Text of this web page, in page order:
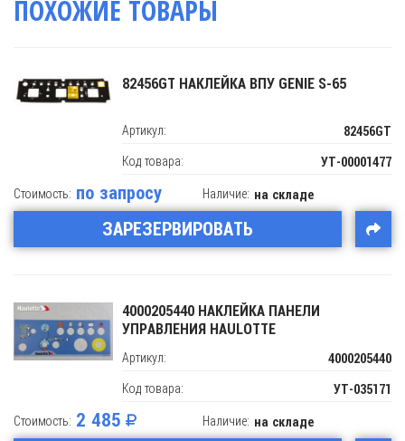
ПОХОЖИЕ ТОВАРЫ
82456GT НАКЛЕЙКА ВПУ GENIE S-65
Артикул: 82456GT
Код товара: УТ-00001477
Стоимость: по запросу
ЗАРЕЗЕРВИРОВАТЬ
Наличие: на складе
4000205440 НАКЛЕЙКА ПАНЕЛИ
УПРАВЛЕНИЯ HAULOTTE
Артикул:
4000205440
Код товара: УТ-035171
Стоимость: 2 485
Наличие: на складе